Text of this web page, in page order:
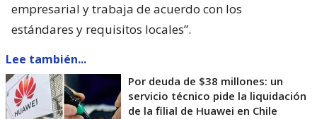
empresarial y trabaja de acuerdo con los
estándares y requisitos locales”.
Lee también...
Por deuda de $38 millones: un
servicio técnico pide la liquidación
de la filial de Huawei en Chile